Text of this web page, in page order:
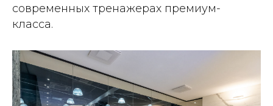
современных тренажерах премиум-
класса.